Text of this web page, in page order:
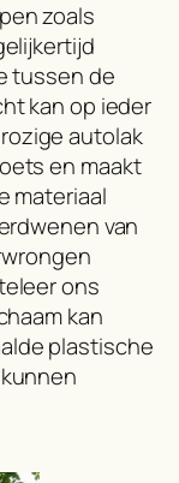
zoals
tussen de
kan op ieder
autolak
en maakt
materiaal
van
ons
kan
plastische